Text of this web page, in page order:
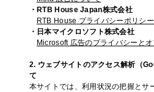
・RTB House Japan株式会社
RTB House プライバシーポリシ
・日本マイクロソフト株式会社
Microsoft 広告のプライバシーとオ
2. ウェブサイトのアクセス解析（
て
本サイトでは、利用状況の把握とサ